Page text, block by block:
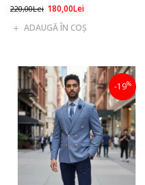
220,00Lei 180,00Lei
ADAUGĂ ÎN COŞ
-19%